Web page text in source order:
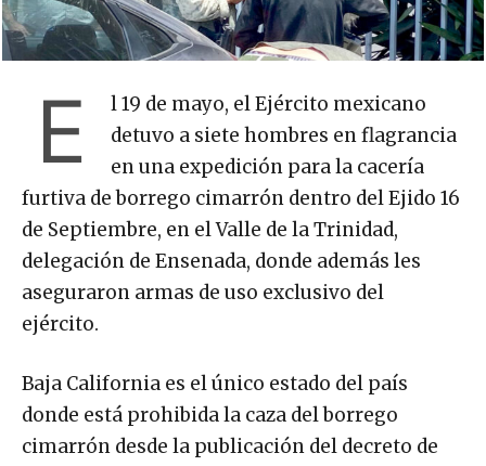
E
l 19 de mayo, el Ejército mexicano
detuvo a siete hombres en flagrancia
en una expedición para la cacería
furtiva de borrego cimarrón dentro del Ejido 16
de Septiembre, en el Valle de la Trinidad,
delegación de Ensenada, donde además les
aseguraron armas de uso exclusivo del
ejército.
Baja California es el único estado del país
donde está prohibida la caza del borrego
cimarrón desde la publicación del decreto de